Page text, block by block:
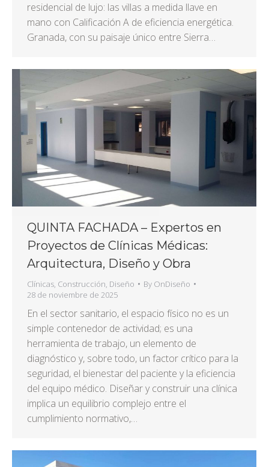
residencial de lujo: las villas a medida llave en
mano con Calificación A de eficiencia energética.
Granada, con su paisaje único entre Sierra…
QUINTA FACHADA – Expertos en
Proyectos de Clínicas Médicas:
Arquitectura, Diseño y Obra
Clínicas, Construcción, Diseño By OnDiseño
28 de noviembre de 2025
En el sector sanitario, el espacio físico no es un
simple contenedor de actividad; es una
herramienta de trabajo, un elemento de
diagnóstico y, sobre todo, un factor crítico para la
seguridad, el bienestar del paciente y la eficiencia
del equipo médico. Diseñar y construir una clínica
implica un equilibrio complejo entre el
cumplimiento normativo,…